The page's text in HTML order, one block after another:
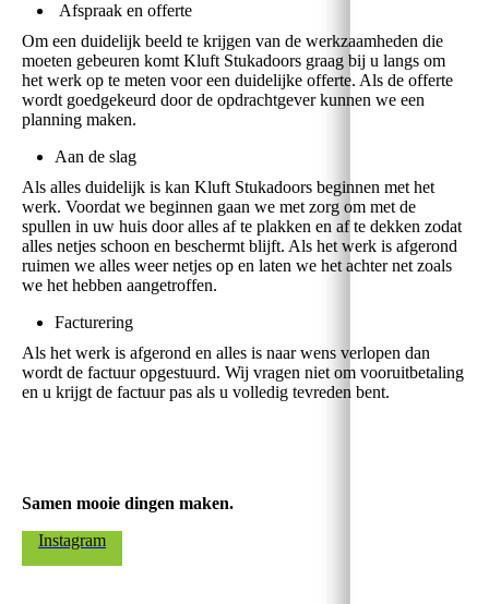
Afspraak en offerte
Om een duidelijk beeld te krijgen van de werkzaamheden die
moeten gebeuren komt Kluft Stukadoors graag bij u langs om
het werk op te meten voor een duidelijke offerte. Als de offerte
wordt goedgekeurd door de opdrachtgever kunnen we een
planning maken.
Aan de slag
Als alles duidelijk is kan Kluft Stukadoors beginnen met het
werk. Voordat we beginnen gaan we met zorg om met de
spullen in uw huis door alles af te plakken en af te dekken zodat
alles netjes schoon en beschermt blijft. Als het werk is afgerond
ruimen we alles weer netjes op en laten we het achter net zoals
we het hebben aangetroffen.
Facturering
Als het werk is afgerond en alles is naar wens verlopen dan
wordt de factuur opgestuurd. Wij vragen niet om vooruitbetaling
en u krijgt de factuur pas als u volledig tevreden bent.
Samen mooie dingen maken.
Instagram